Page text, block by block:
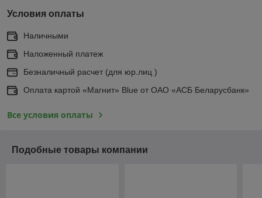
Условия оплаты
Наличными
Наложенный платеж
Безналичный расчет (для юр.лиц )
Оплата картой «Магнит» Blue от ОАО «АСБ Беларусбанк»
Все условия оплаты
Подобные товары компании